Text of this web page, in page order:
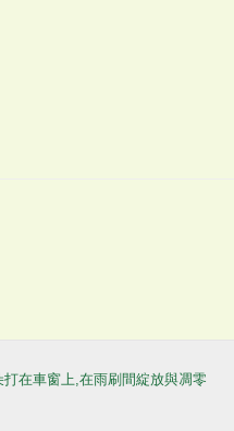
在車窗上,在雨刷間綻放與凋零